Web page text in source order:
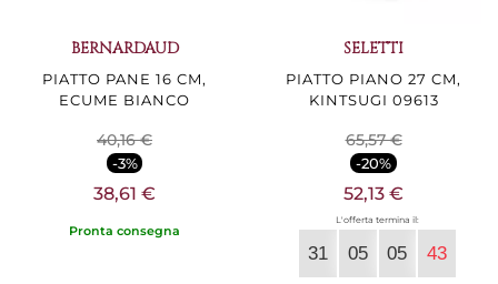
BERNARDAUD
PIATTO PANE 16 CM,
ECUME BIANCO
40,16 €
-3%
38,61 €
Pronta consegna
SELETTI
PIATTO PIANO 27 CM,
KINTSUGI 09613
65,57 €
-20%
52,13 €
L'offerta termina il:
31 05 05 42